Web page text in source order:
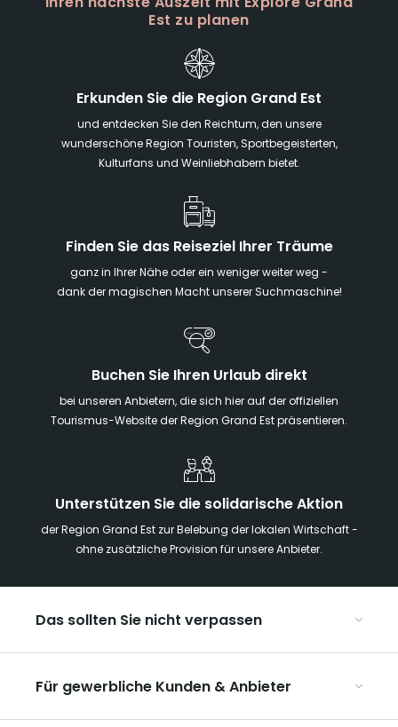
Est zu planen
Erkunden Sie die Region Grand Est
und entdecken Sie den Reichtum, den unsere
wunderschöne Region Touristen, Sportbegeisterten,
Kulturfans und Weinliebhabern bietet.
Finden Sie das Reiseziel Ihrer Träume
ganz in Ihrer Nähe oder ein weniger weiter weg -
dank der magischen Macht unserer Suchmaschine!
Buchen Sie Ihren Urlaub direkt
bei unseren Anbietern, die sich hier auf der offiziellen
Tourismus-Website der Region Grand Est präsentieren.
Unterstützen Sie die solidarische Aktion
der Region Grand Est zur Belebung der lokalen Wirtschaft -
ohne zusätzliche Provision für unsere Anbieter.
Das sollten Sie nicht verpassen
Die Weihnachtsmärkte im Grand Est
Ribeauvillé, zwischen Weinbergen und Bergen
Für gewerbliche Kunden & Anbieter